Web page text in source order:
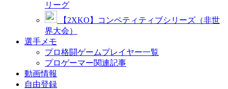
リーグ
【2XKO】コンペティティブシリーズ（非世
界大会）
選手メモ
プロ格闘ゲームプレイヤー一覧
プロゲーマー関連記事
動画情報
自由登録